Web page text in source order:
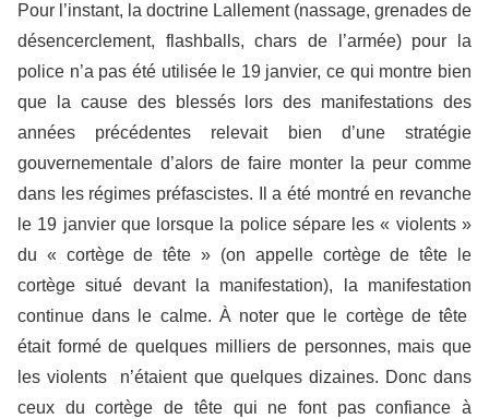
Pour l’instant, la doctrine Lallement (nassage, grenades de
désencerclement, flashballs, chars de l’armée) pour la
police n’a pas été utilisée le 19 janvier, ce qui montre bien
que la cause des blessés lors des manifestations des
années précédentes relevait bien d’une stratégie
gouvernementale d’alors de faire monter la peur comme
dans les régimes préfascistes. Il a été montré en revanche
le 19 janvier que lorsque la police sépare les « violents »
du « cortège de tête » (on appelle cortège de tête le
cortège situé devant la manifestation), la manifestation
continue dans le calme. À noter que le cortège de tête
était formé de quelques milliers de personnes, mais que
les violents n’étaient que quelques dizaines. Donc dans
ceux du cortège de tête qui ne font pas confiance à